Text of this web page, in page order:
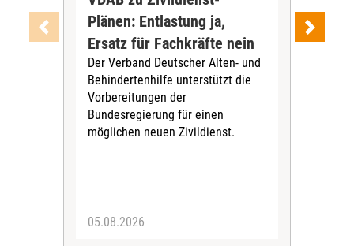
Plänen: Entlastung ja,
Ersatz für Fachkräfte nein
Der Verband Deutscher Alten- und
Behindertenhilfe unterstützt die
Vorbereitungen der
Bundesregierung für einen
möglichen neuen Zivildienst.
05.08.2026